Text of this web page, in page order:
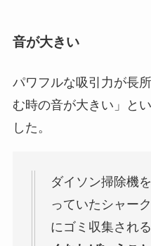
音が大きい
パワフルな吸引力が長
む時の音が大きい」と
した。
ダイソン掃除機
っていたシャー
にゴミ収集され